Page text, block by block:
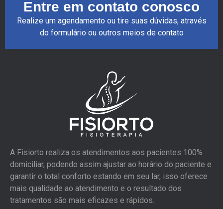
Entre em contato conosco
Realize um agendamento ou tire suas dúvidas, através
do formulário ou outros meios de contato
A Fisiorto realiza os atendimentos aos pacientes 100%
domiciliar, podendo assim ajustar ao horário do paciente e
garantir o total conforto estando em seu lar, isso oferece
mais qualidade ao atendimento e o resultado dos
tratamentos são mais eficazes e rápidos.